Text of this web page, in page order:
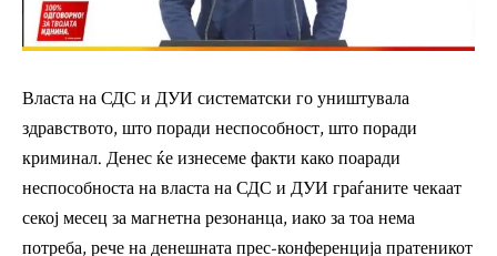
Власта на СДС и ДУИ систематски го уништувала
здравството, што поради неспособност, што поради
криминал. Денес ќе изнесеме факти како поаради
неспособноста на власта на СДС и ДУИ граѓаните чекаат
секој месец за магнетна резонанца, иако за тоа нема
потреба, рече на денешната прес-конференција пратеникот